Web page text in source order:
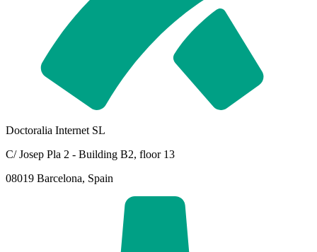
Doctoralia Internet SL
C/ Josep Pla 2 - Building B2, floor 13
08019 Barcelona, Spain